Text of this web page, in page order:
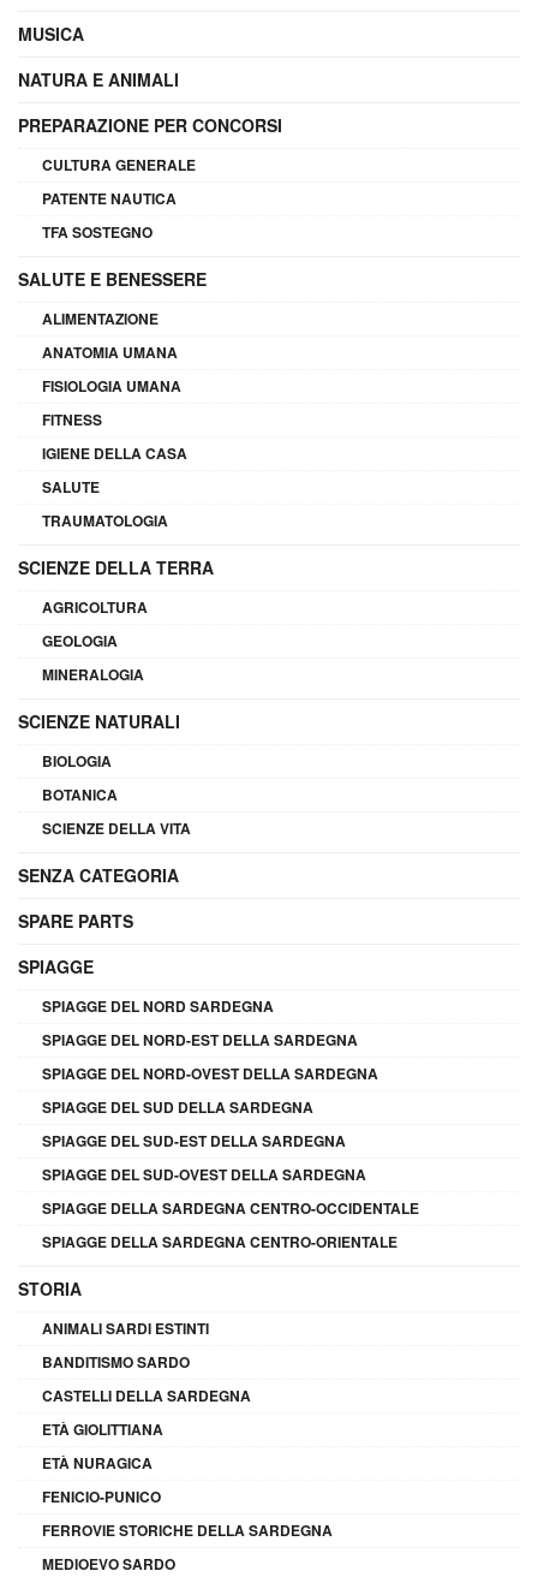
MUSICA
NATURA E ANIMALI
PREPARAZIONE PER CONCORSI
CULTURA GENERALE
PATENTE NAUTICA
TFA SOSTEGNO
SALUTE E BENESSERE
ALIMENTAZIONE
ANATOMIA UMANA
FISIOLOGIA UMANA
FITNESS
IGIENE DELLA CASA
SALUTE
TRAUMATOLOGIA
SCIENZE DELLA TERRA
AGRICOLTURA
GEOLOGIA
MINERALOGIA
SCIENZE NATURALI
BIOLOGIA
BOTANICA
SCIENZE DELLA VITA
SENZA CATEGORIA
SPARE PARTS
SPIAGGE
SPIAGGE DEL NORD SARDEGNA
SPIAGGE DEL NORD-EST DELLA SARDEGNA
SPIAGGE DEL NORD-OVEST DELLA SARDEGNA
SPIAGGE DEL SUD DELLA SARDEGNA
SPIAGGE DEL SUD-EST DELLA SARDEGNA
SPIAGGE DEL SUD-OVEST DELLA SARDEGNA
SPIAGGE DELLA SARDEGNA CENTRO-OCCIDENTALE
SPIAGGE DELLA SARDEGNA CENTRO-ORIENTALE
STORIA
ANIMALI SARDI ESTINTI
BANDITISMO SARDO
CASTELLI DELLA SARDEGNA
ETÀ GIOLITTIANA
ETÀ NURAGICA
FENICIO-PUNICO
FERROVIE STORICHE DELLA SARDEGNA
MEDIOEVO SARDO